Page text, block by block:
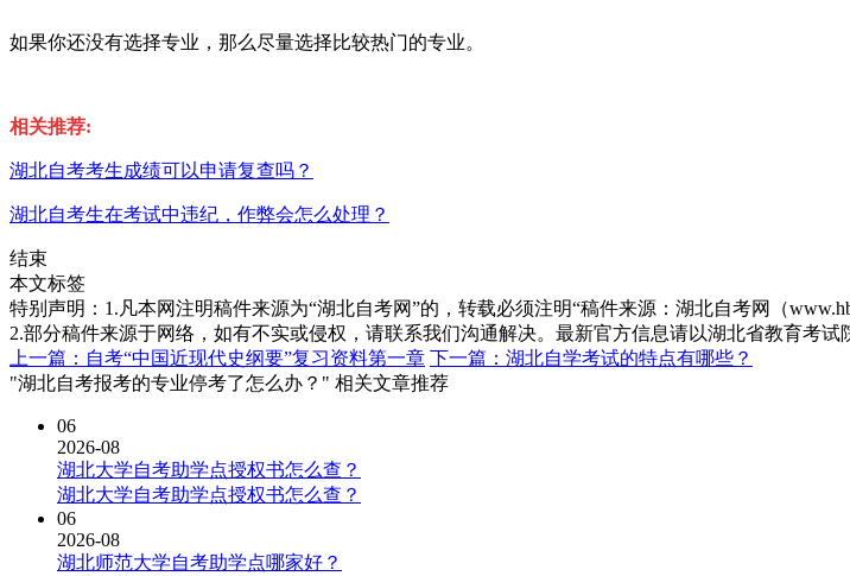
如果你还没有选择专业，那么尽量选择比较热门的专业。
相关推荐:
湖北自考考生成绩可以申请复查吗？
湖北自考生在考试中违纪，作弊会怎么处理？
结束
本文标签
特别声明：1.凡本网注明稿件来源为“湖北自考网”的，转载必须注明“稿件来源：湖北自考网（
2.部分稿件来源于网络，如有不实或侵权，请联系我们沟通解决。最新官方信息请以湖北省教育考试
上一篇：自考“中国近现代史纲要”复习资料第一章 下一篇：湖北自学考试的特点有哪些？
"湖北自考报考的专业停考了怎么办？" 相关文章推荐
06
2026-08
湖北大学自考助学点授权书怎么查？
湖北大学自考助学点授权书怎么查？
06
2026-08
湖北师范大学自考助学点哪家好？